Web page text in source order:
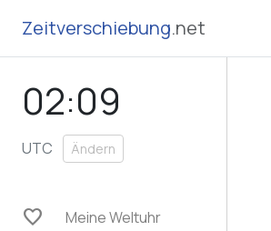
Zeitverschiebung.net
02:09
UTC Ändern
favorite Meine Weltuhr